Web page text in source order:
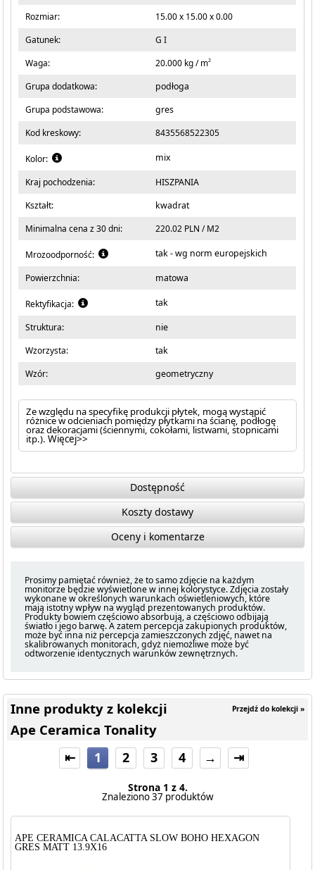
Rozmiar:
15.00 x 15.00 x 0.00
Gatunek:
G I
Waga:
20.000 kg / m2
Grupa dodatkowa:
podłoga
Grupa podstawowa:
gres
Kod kreskowy:
8435568522305
Kolor: mix
Kraj pochodzenia:
HISZPANIA
Kształt:
kwadrat
Minimalna cena z 30 dni:
220.02 PLN / M2
Mrozoodporność: tak - wg norm europejskich
Powierzchnia: matowa
Rektyfikacja: tak
Struktura:
nie
Wzorzysta:
tak
Wzór:
geometryczny
Ze względu na specyfikę produkcji płytek, mogą wystąpić
różnice w odcieniach pomiędzy płytkami na ścianę, podłogę
oraz dekoracjami (ściennymi, cokołami, listwami, stopnicami
itp.).Więcej>>
Dostępność
Koszty dostawy
Oceny i komentarze
Prosimy pamiętać również, że to samo zdjęcie na każdym
monitorze będzie wyświetlone w innej kolorystyce. Zdjęcia zostały
wykonane w określonych warunkach oświetleniowych, które
mają istotny wpływ na wygląd prezentowanych produktów.
Produkty bowiem częściowo absorbują, a częściowo odbijają
światło i jego barwę. A zatem percepcja zakupionych produktów,
może być inna niż percepcja zamieszczonych zdjęć, nawet na
skalibrowanych monitorach, gdyż niemożliwe może być
odtworzenie identycznych warunków zewnętrznych.
Przejdź do kolekcji »
Inne produkty z kolekcji
Ape Ceramica Tonality
⇤ 1 2 3 4 → ⇥
Strona 1 z 4.
Znaleziono 37 produktów
APE CERAMICA CALACATTA SLOW BOHO HEXAGON
GRES MATT 13.9X16